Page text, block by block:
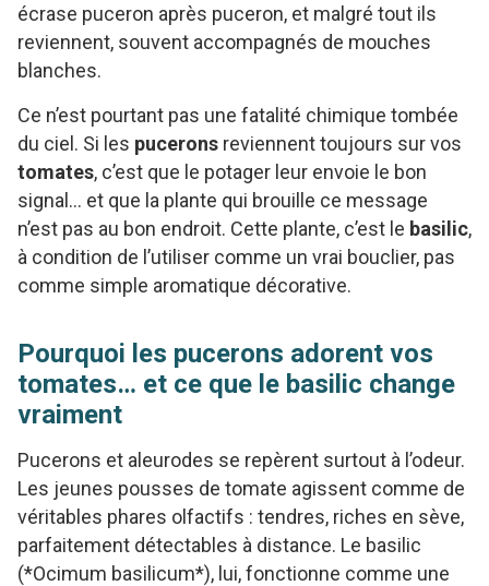
écrase puceron après puceron, et malgré tout ils
reviennent, souvent accompagnés de mouches
blanches.
Ce n’est pourtant pas une fatalité chimique tombée
du ciel. Si les pucerons reviennent toujours sur vos
tomates, c’est que le potager leur envoie le bon
signal… et que la plante qui brouille ce message
n’est pas au bon endroit. Cette plante, c’est le basilic,
à condition de l’utiliser comme un vrai bouclier, pas
comme simple aromatique décorative.
Pourquoi les pucerons adorent vos
tomates… et ce que le basilic change
vraiment
Pucerons et aleurodes se repèrent surtout à l’odeur.
Les jeunes pousses de tomate agissent comme de
véritables phares olfactifs : tendres, riches en sève,
parfaitement détectables à distance. Le basilic
(*Ocimum basilicum*), lui, fonctionne comme une